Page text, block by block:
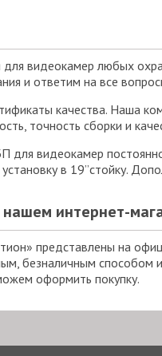
видеокамер любых
и ответим на все
качества. Наша
точность сборки и
видеокамер
в 19”стойку.
интернет-
представлены на
безналичным способом
оформить покупку.